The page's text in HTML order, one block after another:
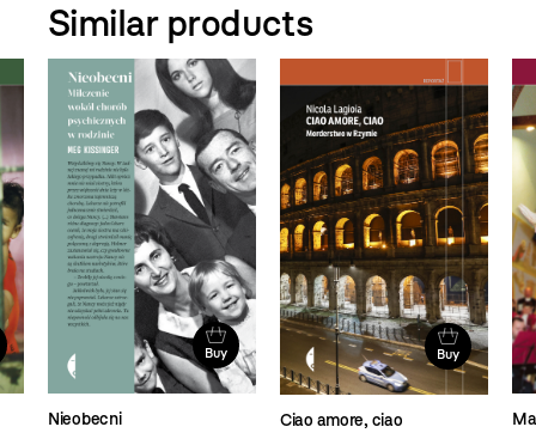
Similar products
Buy
Nieobecni
Buy
Ciao amore, ciao